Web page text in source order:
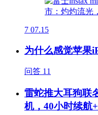
7 07.15
为什么感觉苹果
问答 11
雷蛇推大耳狗联
机，40小时续航